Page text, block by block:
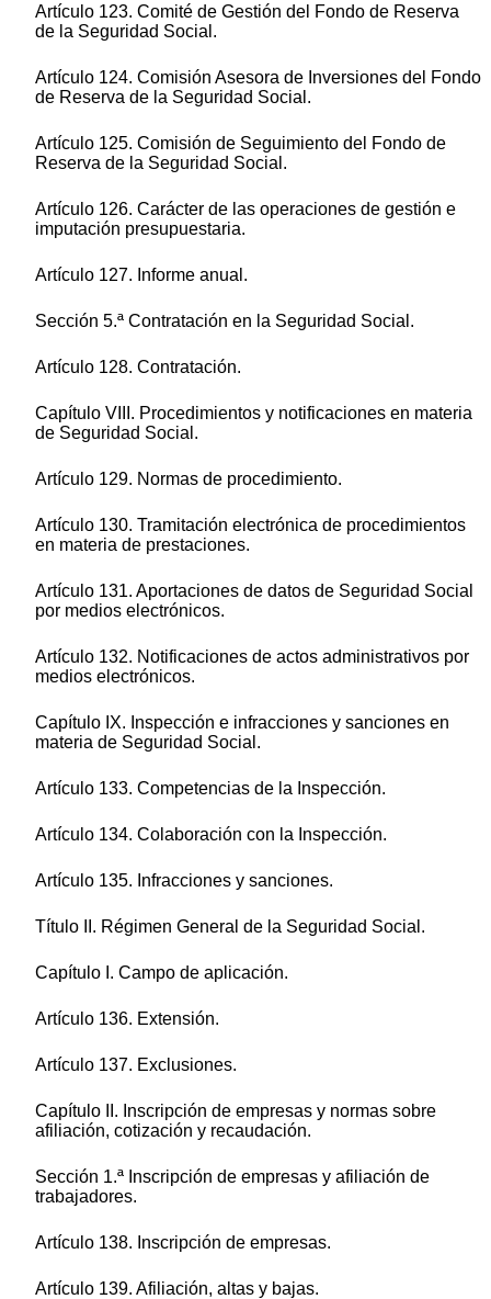
Artículo 123. Comité de Gestión del Fondo de Reserva
de la Seguridad Social.
Artículo 124. Comisión Asesora de Inversiones del Fondo
de Reserva de la Seguridad Social.
Artículo 125. Comisión de Seguimiento del Fondo de
Reserva de la Seguridad Social.
Artículo 126. Carácter de las operaciones de gestión e
imputación presupuestaria.
Artículo 127. Informe anual.
Sección 5.ª Contratación en la Seguridad Social.
Artículo 128. Contratación.
Capítulo VIII. Procedimientos y notificaciones en materia
de Seguridad Social.
Artículo 129. Normas de procedimiento.
Artículo 130. Tramitación electrónica de procedimientos
en materia de prestaciones.
Artículo 131. Aportaciones de datos de Seguridad Social
por medios electrónicos.
Artículo 132. Notificaciones de actos administrativos por
medios electrónicos.
Capítulo IX. Inspección e infracciones y sanciones en
materia de Seguridad Social.
Artículo 133. Competencias de la Inspección.
Artículo 134. Colaboración con la Inspección.
Artículo 135. Infracciones y sanciones.
Título II. Régimen General de la Seguridad Social.
Capítulo I. Campo de aplicación.
Artículo 136. Extensión.
Artículo 137. Exclusiones.
Capítulo II. Inscripción de empresas y normas sobre
afiliación, cotización y recaudación.
Sección 1.ª Inscripción de empresas y afiliación de
trabajadores.
Artículo 138. Inscripción de empresas.
Artículo 139. Afiliación, altas y bajas.